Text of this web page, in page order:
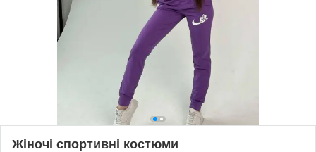
Жіночі спортивні костюми